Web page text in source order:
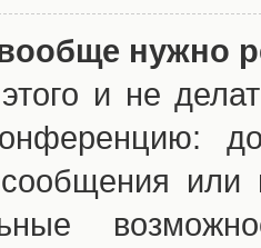
нужно
и не
или